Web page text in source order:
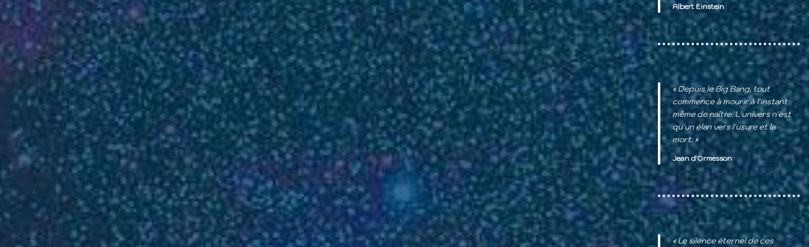
Albert Einstein
« Depuis le Big Bang, tout
commence à mourir à l'instant
même de naître. L'univers n'est
qu'un élan vers l'usure et la
mort. »
Jean d'Ormesson
« Le silence éternel de ces